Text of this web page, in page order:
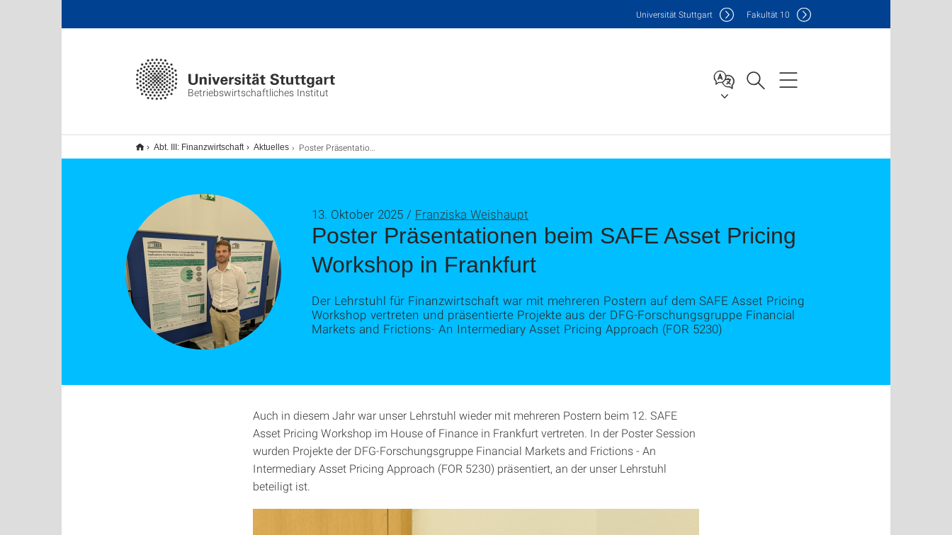
Betriebswirtschaftliches Institut
Universität Stuttgart Fakultät 10
Abt. III: Finanzwirtschaft Aktuelles Poster Präsentationen beim SAFE Asset Pricing Workshop in Frankfurt
Poster Präsentationen beim SAFE Asset Pricing
Workshop in Frankfurt
13. Oktober 2025 / Franziska Weishaupt
Der Lehrstuhl für Finanzwirtschaft war mit mehreren Postern auf dem SAFE Asset Pricing
Workshop vertreten und präsentierte Projekte aus der DFG-Forschungsgruppe Financial
Markets and Frictions- An Intermediary Asset Pricing Approach (FOR 5230)
Auch in diesem Jahr war unser Lehrstuhl wieder mit mehreren Postern beim 12. SAFE
Asset Pricing Workshop im House of Finance in Frankfurt vertreten. In der Poster Session
wurden Projekte der DFG-Forschungsgruppe Financial Markets and Frictions - An
Intermediary Asset Pricing Approach (FOR 5230) präsentiert, an der unser Lehrstuhl
beteiligt ist.